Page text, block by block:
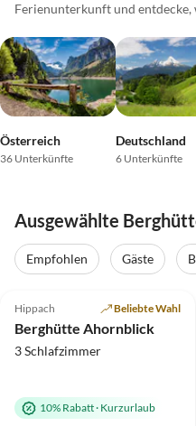
Ferienunterkunft und
Österreich
36 Unterkünfte
Deutschland
6 Unterkünfte
Ausgewählte
Empfohlen Gäste
Bergblick
Top-Inserat
Hippach Beliebte Wahl
Berghütte Ahornblick
3 Schlafzimmer
10% Rabatt· Kurzurlaub